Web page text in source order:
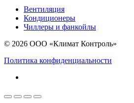
Вентиляция
Кондиционеры
Чиллеры и фанкойлы
© 2026 ООО «Климат Контроль»
Политика конфиденциальности